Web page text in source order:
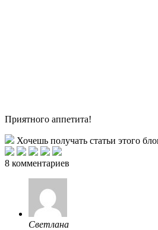
Приятного аппетита!
Хочешь получать статьи этого
8 комментариев
Светлана